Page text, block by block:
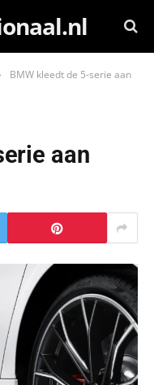
BMW kleedt de 5-serie aan
aan